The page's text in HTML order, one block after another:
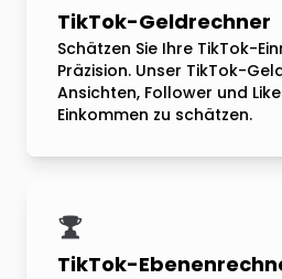
TikTok-Geldrechner
Schätzen Sie Ihre TikTok-
Präzision. Unser TikTok-
Ansichten, Follower und
Einkommen zu schätzen.
TikTok-